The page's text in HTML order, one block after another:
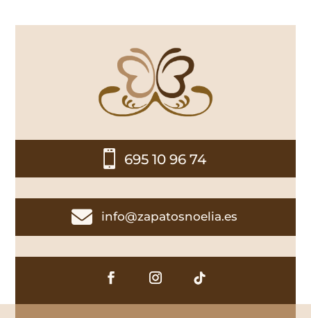
 695 10 96 74
 info@zapatosnoelia.es